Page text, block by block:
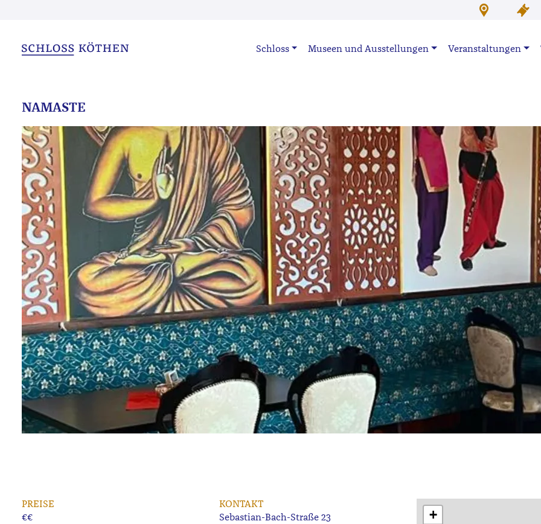
Schloss Museen und Ausstellungen Veranstaltungen
NAMASTE
PREISE
€€
KONTAKT
Sebastian-Bach-Straße 23
+